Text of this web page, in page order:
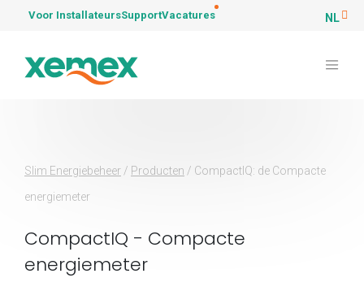
Voor InstallateursSupportVacatures NL
Slim Energiebeheer / Producten / CompactIQ: de Compacte
energiemeter
CompactIQ - Compacte
energiemeter